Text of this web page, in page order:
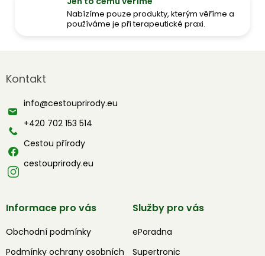
Nabízíme pouze produkty, kterým věříme a
používáme je při terapeutické praxi.
p
t
Kontakt
info@cestouprirody.eu
+420 702 153 514
Cestou přírody
cestouprirody.eu
Informace pro vás
Obchodní podmínky
Podmínky ochrany osobních
Služby pro vás
ePoradna
Supertronic